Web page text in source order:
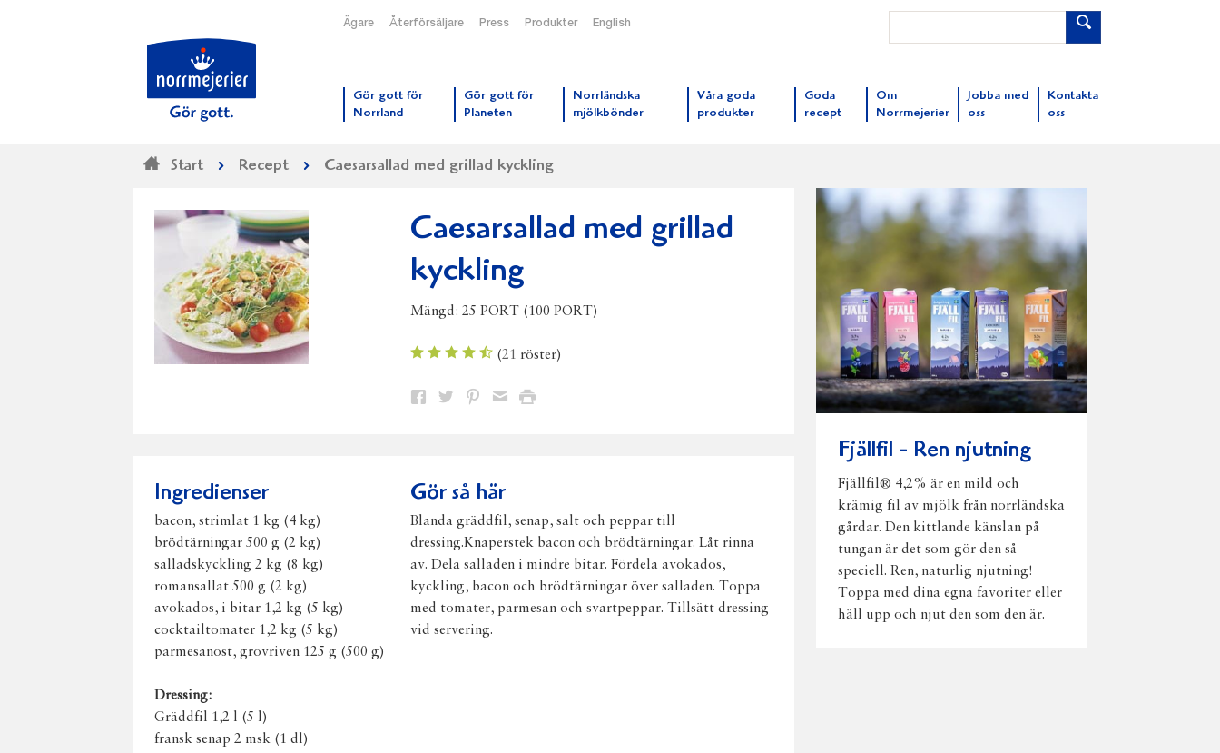
Ägare Återförsäljare Press Produkter English
Gör gott för
Norrland
Gör gott för
Planeten
Norrländska
mjölkbönder
Våra goda
produkter
Goda
recept
Om
Norrmejerier
Jobba med
oss
Kontakta
oss
Start Recept Caesarsallad med grillad kyckling
Caesarsallad med grillad
kyckling
Mängd:25 PORT (100 PORT)
(21 röster)
Dela Dela Dela DelaSkriv
Ingredienser
bacon, strimlat 1 kg (4 kg)
brödtärningar 500 g (2 kg)
salladskyckling 2 kg (8 kg)
romansallat 500 g (2 kg)
avokados, i bitar 1,2 kg (5 kg)
cocktailtomater 1,2 kg (5 kg)
parmesanost, grovriven 125 g (500 g)
Dressing:
Gräddfil 1,2 l (5 l)
fransk senap 2 msk (1 dl)
Gör så här
Blanda gräddfil, senap, salt och peppar till
dressing.Knaperstek bacon och brödtärningar. Låt rinna
av. Dela salladen i mindre bitar. Fördela avokados,
kyckling, bacon och brödtärningar över salladen. Toppa
med tomater, parmesan och svartpeppar. Tillsätt dressing
vid servering.
Fjällfil - Ren njutning
Fjällfil® 4,2% är en mild och
krämig fil av mjölk från norrländska
gårdar. Den kittlande känslan på
tungan är det som gör den så
speciell. Ren, naturlig njutning!
Toppa med dina egna favoriter eller
häll upp och njut den som den är.